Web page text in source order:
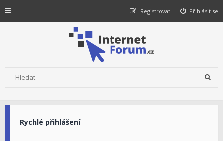
Přihlásit se
Registrovat
Rychlé přihlášení